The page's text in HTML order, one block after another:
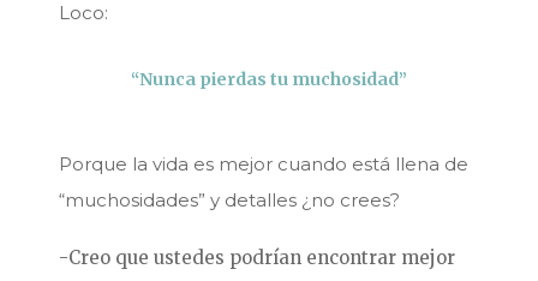
Loco:
“Nunca pierdas tu muchosidad”
Porque la vida es mejor cuando está llena de
“muchosidades” y detalles ¿no crees?
-Creo que ustedes podrían encontrar mejor